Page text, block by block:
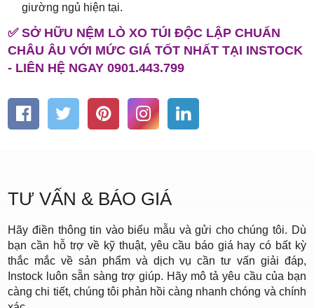
giường ngủ hiện tại.
✅ SỞ HỮU NỆM LÒ XO TÚI ĐỘC LẬP CHUẨN
CHÂU ÂU VỚI MỨC GIÁ TỐT NHẤT TẠI INSTOCK
- LIÊN HỆ NGAY 0901.443.799
TƯ VẤN & BÁO GIÁ
Hãy điền thông tin vào biểu mẫu và gửi cho chúng tôi. Dù
bạn cần hỗ trợ về kỹ thuật, yêu cầu báo giá hay có bất kỳ
thắc mắc về sản phẩm và dịch vụ cần tư vấn giải đáp,
Instock luôn sẵn sàng trợ giúp. Hãy mô tả yêu cầu của bạn
càng chi tiết, chúng tôi phản hồi càng nhanh chóng và chính